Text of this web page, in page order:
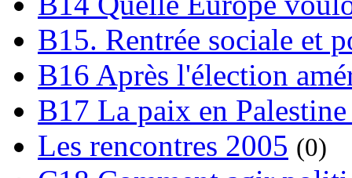
B15. Rentrée sociale et
B16 Après l'élection
B17 La paix en
Les rencontres 2005 (0)